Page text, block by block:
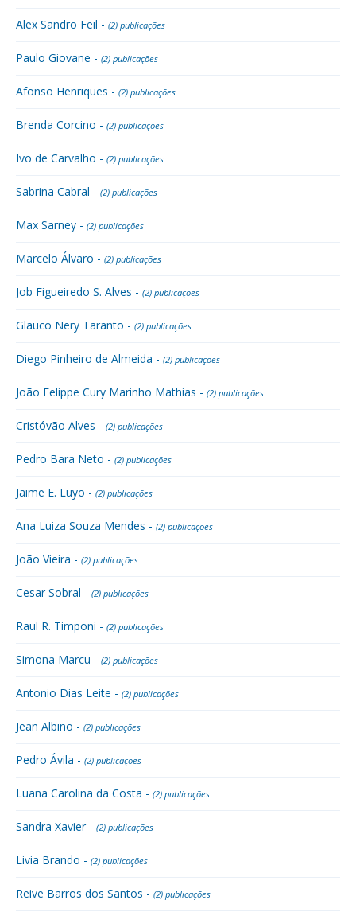
Alex Sandro Feil - (2) publicações
Paulo Giovane - (2) publicações
Afonso Henriques - (2) publicações
Brenda Corcino - (2) publicações
Ivo de Carvalho - (2) publicações
Sabrina Cabral - (2) publicações
Max Sarney - (2) publicações
Marcelo Álvaro - (2) publicações
Job Figueiredo S. Alves - (2) publicações
Glauco Nery Taranto - (2) publicações
Diego Pinheiro de Almeida - (2) publicações
João Felippe Cury Marinho Mathias - (2) publicações
Cristóvão Alves - (2) publicações
Pedro Bara Neto - (2) publicações
Jaime E. Luyo - (2) publicações
Ana Luiza Souza Mendes - (2) publicações
João Vieira - (2) publicações
Cesar Sobral - (2) publicações
Raul R. Timponi - (2) publicações
Simona Marcu - (2) publicações
Antonio Dias Leite - (2) publicações
Jean Albino - (2) publicações
Pedro Ávila - (2) publicações
Luana Carolina da Costa - (2) publicações
Sandra Xavier - (2) publicações
Livia Brando - (2) publicações
Reive Barros dos Santos - (2) publicações